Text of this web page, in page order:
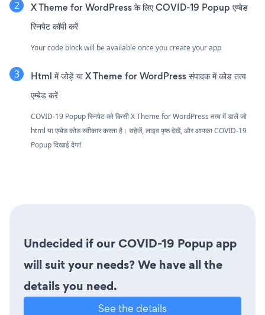
X Theme for WordPress के लिए COVID-19 Popup एम्बेड
स्निपेट कॉपी करें
Your code block will be available once you create your app
Html में जोड़ें या X Theme for WordPress संपादक में कोड तत्व
एम्बेड करें
COVID-19 Popup स्निपेट को किसी X Theme for WordPress तत्व में डालें जो
html या एम्बेड कोड स्वीकार करता है। सहेजें, लाइव पृष्ठ देखें, और आपका COVID-19
Popup दिखाई देगा!
Undecided if our COVID-19 Popup app
will suit your needs? We have all the
details you need.
See the details